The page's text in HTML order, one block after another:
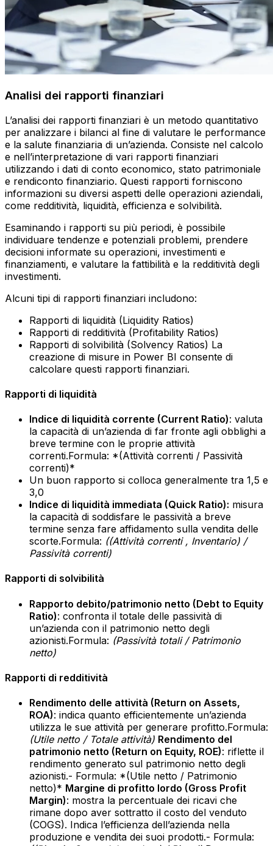
Analisi dei rapporti finanziari
L’analisi dei rapporti finanziari è un metodo quantitativo
per analizzare i bilanci al fine di valutare le performance
e la salute finanziaria di un’azienda. Consiste nel calcolo
e nell’interpretazione di vari rapporti finanziari
utilizzando i dati di conto economico, stato patrimoniale
e rendiconto finanziario. Questi rapporti forniscono
informazioni su diversi aspetti delle operazioni aziendali,
come redditività, liquidità, efficienza e solvibilità.
Esaminando i rapporti su più periodi, è possibile
individuare tendenze e potenziali problemi, prendere
decisioni informate su operazioni, investimenti e
finanziamenti, e valutare la fattibilità e la redditività degli
investimenti.
Alcuni tipi di rapporti finanziari includono:
Rapporti di liquidità (Liquidity Ratios)
Rapporti di redditività (Profitability Ratios)
Rapporti di solvibilità (Solvency Ratios)‍ La
creazione di misure in Power BI consente di
calcolare questi rapporti finanziari.
Rapporti di liquidità
Indice di liquidità corrente (Current Ratio): valuta
la capacità di un’azienda di far fronte agli obblighi a
breve termine con le proprie attività
correnti.Formula: *(Attività correnti / Passività
correnti)*‍
Un buon rapporto si colloca generalmente tra 1,5 e
3,0‍
Indice di liquidità immediata (Quick Ratio): misura
la capacità di soddisfare le passività a breve
termine senza fare affidamento sulla vendita delle
scorte.Formula: ((Attività correnti , Inventario) /
Passività correnti)
Rapporti di solvibilità
Rapporto debito/patrimonio netto (Debt to Equity
Ratio): confronta il totale delle passività di
un’azienda con il patrimonio netto degli
azionisti.Formula: (Passività totali / Patrimonio
netto)
Rapporti di redditività
Rendimento delle attività (Return on Assets,
ROA): indica quanto efficientemente un’azienda
utilizza le sue attività per generare profitto.Formula:
(Utile netto / Totale attività)‍ Rendimento del
patrimonio netto (Return on Equity, ROE): riflette il
rendimento generato sul patrimonio netto degli
azionisti.- Formula: *(Utile netto / Patrimonio
netto)* Margine di profitto lordo (Gross Profit
Margin): mostra la percentuale dei ricavi che
rimane dopo aver sottratto il costo del venduto
(COGS). Indica l’efficienza dell’azienda nella
produzione e vendita dei suoi prodotti.- Formula: